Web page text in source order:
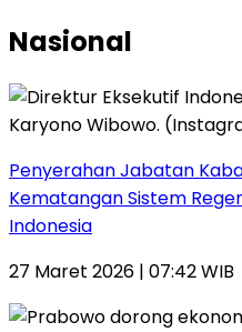
Nasional
Penyerahan Jabatan
Kematangan Sistem
Indonesia
27 Maret 2026 | 07:42 WIB